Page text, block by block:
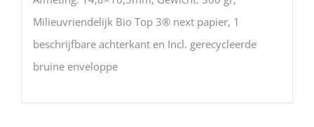
Milieuvriendelijk Bio Top 3® next papier, 1
beschrijfbare achterkant en Incl. gerecycleerde
bruine enveloppe